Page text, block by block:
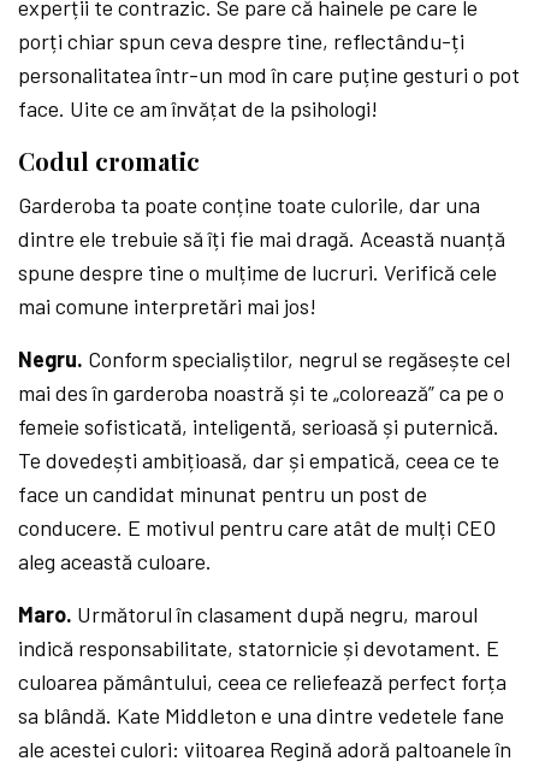
experții te contrazic. Se pare că hainele pe care le
porți chiar spun ceva despre tine, reflectându-ți
personalitatea într-un mod în care puține gesturi o pot
face. Uite ce am învățat de la psihologi!
Codul cromatic
Garderoba ta poate conține toate culorile, dar una
dintre ele trebuie să îți fie mai dragă. Această nuanță
spune despre tine o mulțime de lucruri. Verifică cele
mai comune interpretări mai jos!
Negru. Conform specialiștilor, negrul se regăsește cel
mai des în garderoba noastră și te „colorează” ca pe o
femeie sofisticată, inteligentă, serioasă și puternică.
Te dovedești ambițioasă, dar și empatică, ceea ce te
face un candidat minunat pentru un post de
conducere. E motivul pentru care atât de mulți CEO
aleg această culoare.
Maro. Următorul în clasament după negru, maroul
indică responsabilitate, statornicie și devotament. E
culoarea pământului, ceea ce reliefează perfect forța
sa blândă. Kate Middleton e una dintre vedetele fane
ale acestei culori: viitoarea Regină adoră paltoanele în